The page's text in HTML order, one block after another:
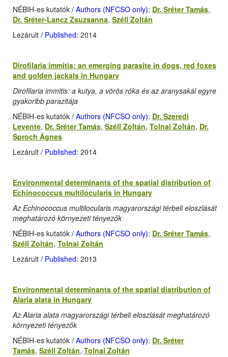
NÉBIH-es kutatók / Authors (NFCSO only): Dr. Sréter Tamás,
Dr. Sréter-Lancz Zsuzsanna, Széll Zoltán
Lezárult / Published: 2014
Dirofilaria immitis: an emerging parasite in dogs, red foxes
and golden jackals in Hungary
Dirofilaria immitis: a kutya, a vörös róka és az aranysakál egyre
gyakoribb parazitája
NÉBIH-es kutatók / Authors (NFCSO only): Dr. Szeredi
Levente, Dr. Sréter Tamás, Széll Zoltán, Tolnai Zoltán, Dr.
Sproch Ágnes
Lezárult / Published: 2014
Environmental determinants of the spatial distribution of
Echinococcus multilocularis in Hungary
Az Echinococcus multilocularis magyarországi térbeli eloszlását
meghatározó környezeti tényezők
NÉBIH-es kutatók / Authors (NFCSO only): Dr. Sréter Tamás,
Széll Zoltán, Tolnai Zoltán
Lezárult / Published: 2013
Environmental determinants of the spatial distribution of
Alaria alata in Hungary
Az Alaria alata magyarországi térbeli eloszlását meghatározó
környezeti tényezők
NÉBIH-es kutatók / Authors (NFCSO only): Dr. Sréter
Tamás, Széll Zoltán, Tolnai Zoltán